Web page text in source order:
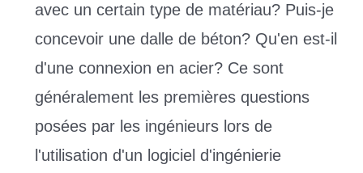
avec un certain type de matériau? Puis-je
concevoir une dalle de béton? Qu'en est-il
d'une connexion en acier? Ce sont
généralement les premières questions
posées par les ingénieurs lors de
l'utilisation d'un logiciel d'ingénierie